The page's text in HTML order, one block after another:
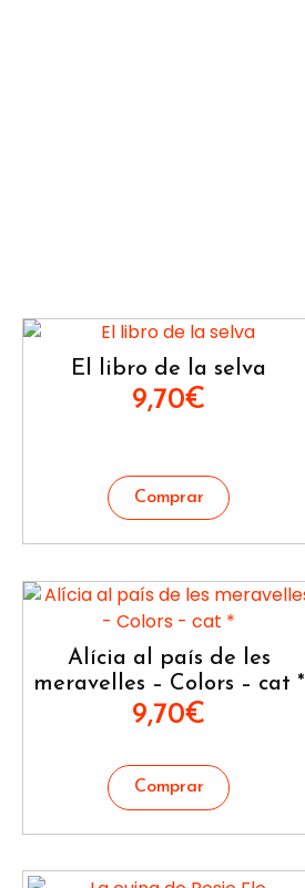
El libro de la selva
9,70€
Alícia al país de les
meravelles – Colors – cat *
9,70€